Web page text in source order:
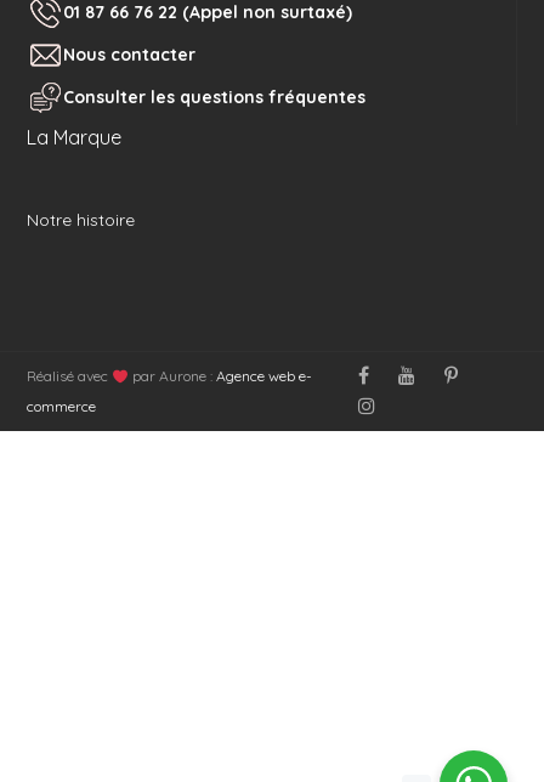
01 87 66 76 22 (Appel non surtaxé)
Nous contacter
Consulter les questions fréquentes
La Marque
Notre histoire
Réalisé avec par Aurone : Agence web e-
commerce